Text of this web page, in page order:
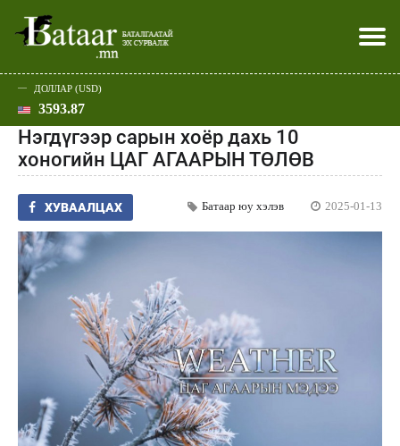
Эхлэл
Улс төр
Нийгэм
Эдийн засаг
Дэлхий
Спорт
Шар
Батаар юу хэлэв
Хэвлэл мэдээллээр
ДОЛЛАР (USD)
3593.87
Нэгдүгээр сарын хоёр дахь 10
хоногийн ЦАГ АГААРЫН ТӨЛӨВ
ХУВААЛЦАХ Батаар юу хэлэв 2025-01-13